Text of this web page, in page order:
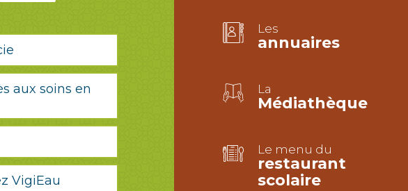
aux soins en
VigiEau
Les
annuaires
La
Médiathèque
Le menu du
restaurant
scolaire